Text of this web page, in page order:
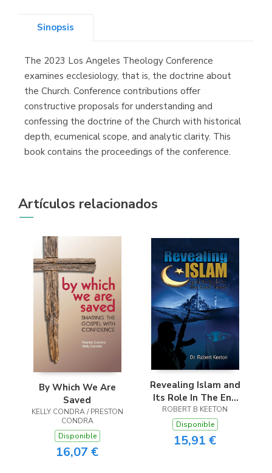
Librería Kolima
(Madrid)
Librería Proteo
(Málaga)
Sinopsis
The 2023 Los Angeles Theology Conference
examines ecclesiology, that is, the doctrine about
the Church. Conference contributions offer
constructive proposals for understanding and
confessing the doctrine of the Church with historical
depth, ecumenical scope, and analytic clarity. This
book contains the proceedings of the conference.
Artículos relacionados
By Which We Are
Saved
KELLY CONDRA / PRESTON
CONDRA
Disponible
16,07 €
Revealing Islam and
Its Role In The End
Times
ROBERT B KEETON
Disponible
15,91 €